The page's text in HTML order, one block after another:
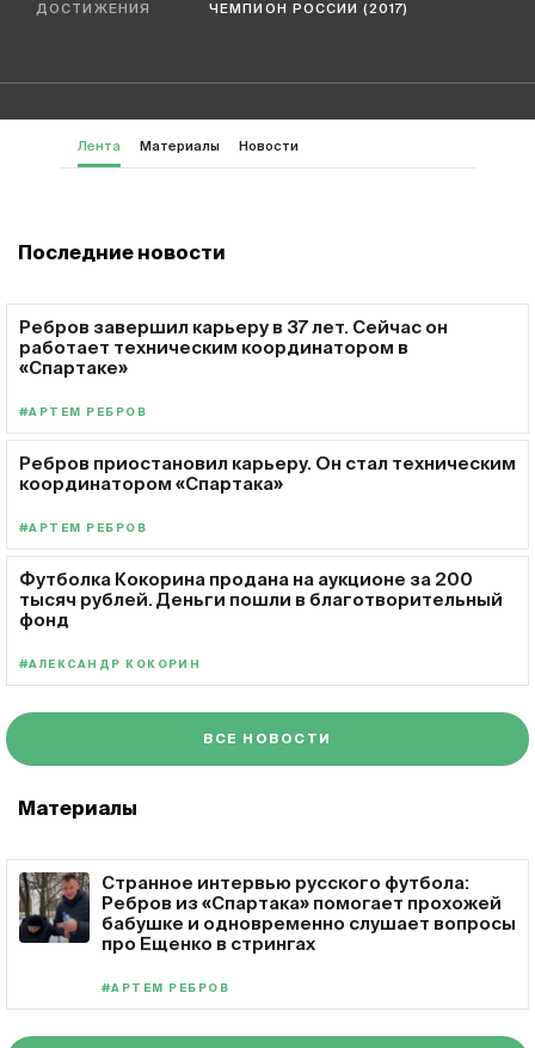
ДОСТИЖЕНИЯ ЧЕМПИОН РОССИИ (2017)
Лента Материалы Новости
Последние новости
Ребров завершил карьеру в 37 лет. Сейчас он
работает техническим координатором в
«Спартаке»
#АРТЕМ РЕБРОВ
Ребров приостановил карьеру. Он стал техническим
координатором «Спартака»
#АРТЕМ РЕБРОВ
Футболка Кокорина продана на аукционе за 200
тысяч рублей. Деньги пошли в благотворительный
фонд
#АЛЕКСАНДР КОКОРИН
ВСЕ НОВОСТИ
Материалы
Странное интервью русского футбола:
Ребров из «Спартака» помогает прохожей
бабушке и одновременно слушает вопросы
про Ещенко в стрингах
#АРТЕМ РЕБРОВ